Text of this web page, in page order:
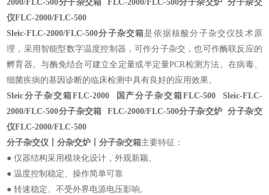
2000/FLC-500分子杂交箱 FLC-2000/FLC-500分子杂交炉 分子杂交
仪FLC-2000/FLC-500
Sleic-FLC-2000/FLC-500分子杂交箱是 依据核酸分子杂交仪技术原
理，采用智能型数字温度控制器，可作分子杂交，也可作酶联反应的
孵育器。与酶免结合可建立全定量或半定量PCR检测方法。在病毒、
细菌疾病的基因诊断的临床检测中具有良好的应用效果。
Sleic分子杂交箱FLC-2000 国产分子杂交箱FLC-500 Sleic-FLC-
2000/FLC-500分子杂交箱 FLC-2000/FLC-500分子杂交炉 分子杂交
仪FLC-2000/FLC-500
分子杂交仪丨分杂交炉丨分子杂交箱主要特征：
● 仪器结构采用模块化设计，外观新颖、
● 温度控制稳定、操作简单可靠
● 转速稳定、不受外界电源电压影响,